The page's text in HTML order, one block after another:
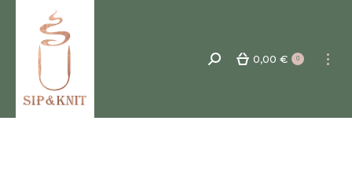
Recherche
0,00 € 0